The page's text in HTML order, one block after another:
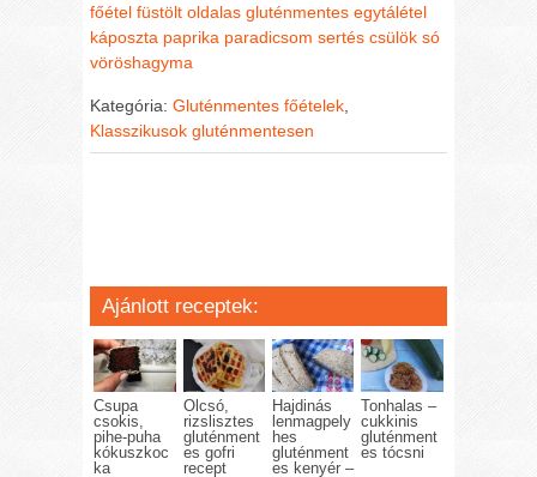
főétel füstölt oldalas gluténmentes egytálétel
káposzta paprika paradicsom sertés csülök só
vöröshagyma
Kategória:Gluténmentes főételek
Klasszikusok gluténmentesen
Ajánlott receptek:
Csupa
csokis,
pihe-puha
kókuszkoc
ka
Olcsó,
rizslisztes
gluténment
es gofri
recept
Hajdinás
lenmagpely
hes
gluténment
es kenyér –
Tonhalas –
cukkinis
gluténment
es tócsni